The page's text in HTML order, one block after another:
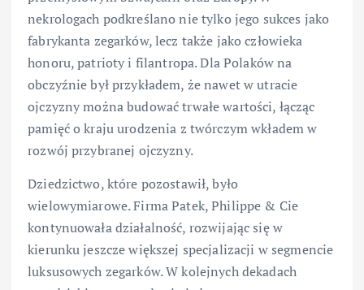
nekrologach podkreślano nie tylko jego sukces jako
fabrykanta zegarków, lecz także jako człowieka
honoru, patrioty i filantropa. Dla Polaków na
obczyźnie był przykładem, że nawet w utracie
ojczyzny można budować trwałe wartości, łącząc
pamięć o kraju urodzenia z twórczym wkładem w
rozwój przybranej ojczyzny.
Dziedzictwo, które pozostawił, było
wielowymiarowe. Firma Patek, Philippe & Cie
kontynuowała działalność, rozwijając się w
kierunku jeszcze większej specjalizacji w segmencie
luksusowych zegarków. W kolejnych dekadach